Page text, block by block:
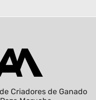
Criadores de Ganado